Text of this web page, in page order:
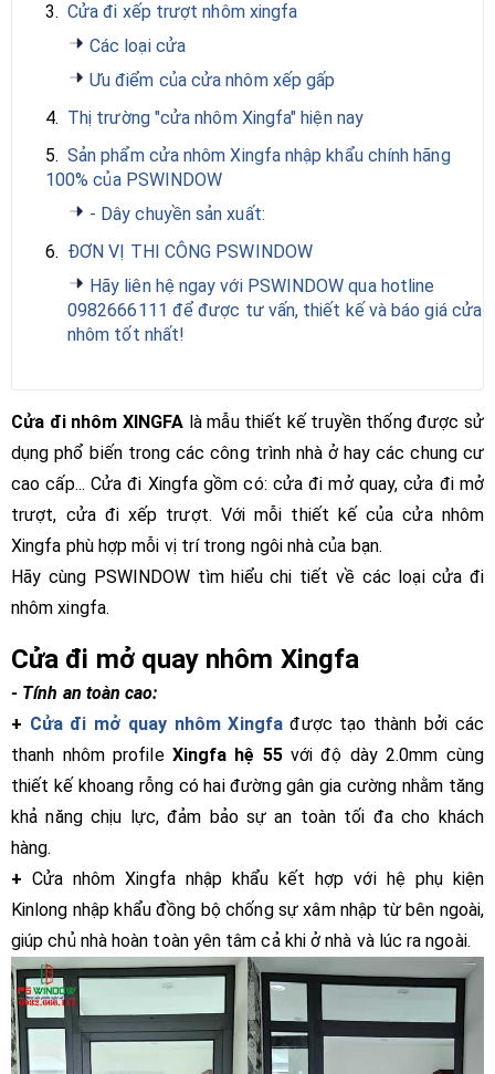
3. Cửa đi xếp trượt nhôm xingfa
Các loại cửa
Ưu điểm của cửa nhôm xếp gấp
4. Thị trường "cửa nhôm Xingfa" hiện nay
5. Sản phẩm cửa nhôm Xingfa nhập khẩu chính hãng
100% của PSWINDOW
- Dây chuyền sản xuất:
6. ĐƠN VỊ THI CÔNG PSWINDOW
Hãy liên hệ ngay với PSWINDOW qua hotline
0982666111 để được tư vấn, thiết kế và báo giá cửa
nhôm tốt nhất!
Cửa đi nhôm XINGFA là mẫu thiết kế truyền thống được sử
dụng phổ biến trong các công trình nhà ở hay các chung cư
cao cấp... Cửa đi Xingfa gồm có: cửa đi mở quay, cửa đi mở
trượt, cửa đi xếp trượt. Với mỗi thiết kế của cửa nhôm
Xingfa phù hợp mỗi vị trí trong ngôi nhà của bạn.
Hãy cùng PSWINDOW tìm hiểu chi tiết về các loại cửa đi
nhôm xingfa.
Cửa đi mở quay nhôm Xingfa
- Tính an toàn cao:
+ Cửa đi mở quay nhôm Xingfađược tạo thành bởi các
thanh nhôm profile Xingfa hệ 55với độ dày 2.0mm cùng
thiết kế khoang rỗng có hai đường gân gia cường nhằm tăng
khả năng chịu lực, đảm bảo sự an toàn tối đa cho khách
hàng.
+ Cửa nhôm Xingfa nhập khẩu kết hợp với hệ phụ kiện
Kinlong nhập khẩu đồng bộ chống sự xâm nhập từ bên ngoài,
giúp chủ nhà hoàn toàn yên tâm cả khi ở nhà và lúc ra ngoài.